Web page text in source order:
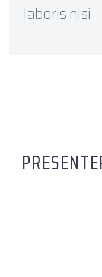
laboris nisi